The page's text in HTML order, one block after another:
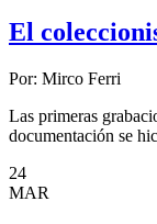
El
Por: Mirco Ferri
Las primeras
documentación se
24
MAR